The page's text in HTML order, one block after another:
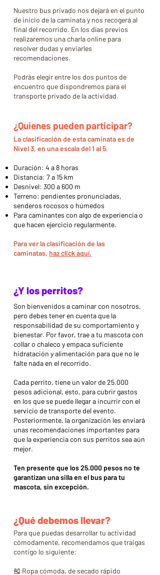
Nuestro bus privado nos dejará en el punto
de inicio de la caminata y nos recogerá al
final del recorrido​. En los días previos
realizaremos una charla online para
resolver dudas y enviarles
recomendaciones.
Podrás elegir entre los dos puntos de
encuentro que dispondremos para el
transporte privado de la actividad.
¿Quienes pueden participar?
La clasificación de esta caminata es de
Nivel 3, en una escala del 1 al 5.
Duración: 4 a 8 horas
Distancia: 7 a 15 km
Desnivel: 300 a 600 m
Terreno: pendientes pronunciadas,
senderos rocosos o húmedos
Para caminantes con algo de experiencia o
que hacen ejercicio regularmente.
Para ver la clasificación de las
caminatas, haz click aquí.
¿Y los perritos?
Son bienvenidos a caminar con nosotros,
pero debes tener en cuenta que la
responsabilidad de su comportamiento y
bienestar. Por favor, trae a tu mascota con
collar o chaleco y empaca suficiente
hidratación y alimentación para que no le
falte nada en el recorrido.
Cada perrito, tiene un valor de 25.000
pesos adicional, esto, para cubrir gastos
en los que se puede llegar a incurrir con el
servicio de transporte del evento.
Posteriormente, la organización les enviará
unas recomendaciones importantes para
que la experiencia con sus perritos sea aún
mejor.
Ten presente que los 25.000 pesos no te
garantizan una silla en el bus para tu
mascota, sin excepción.
¿Qué debemos llevar?
Para que puedas desarrollar tu actividad
cómodamente, recomendamos que traigas
contigo lo siguiente:
🎽 Ropa cómoda, de secado rápido